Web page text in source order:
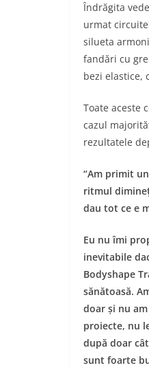
Îndrăgita
urmat
silueta
fandări cu
bezi elastice,
Toate aceste
cazul
rezultatele
“Am primit
ritmul
dau tot ce e
Eu nu îmi
inevitabile
Bodyshape
sănătoasă.
doar și nu
proiecte, nu
după doar
sunt foarte